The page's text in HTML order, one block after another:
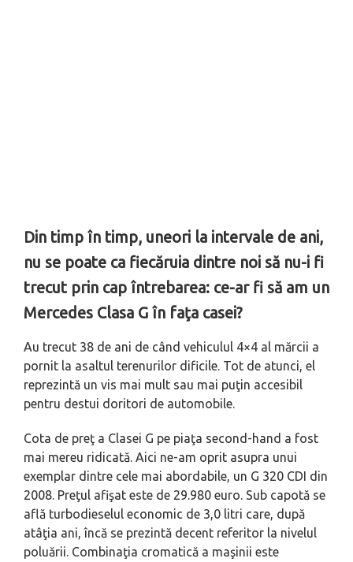
Din timp în timp, uneori la intervale de ani,
nu se poate ca fiecăruia dintre noi să nu-i fi
trecut prin cap întrebarea: ce-ar fi să am un
Mercedes Clasa G în faţa casei?
Au trecut 38 de ani de când vehiculul 4×4 al mărcii a
pornit la asaltul terenurilor dificile. Tot de atunci, el
reprezintă un vis mai mult sau mai puţin accesibil
pentru destui doritori de automobile.
Cota de preţ a Clasei G pe piaţa second-hand a fost
mai mereu ridicată. Aici ne-am oprit asupra unui
exemplar dintre cele mai abordabile, un G 320 CDI din
2008. Preţul afişat este de 29.980 euro. Sub capotă se
află turbodieselul economic de 3,0 litri care, după
atâţia ani, încă se prezintă decent referitor la nivelul
poluării. Combinaţia cromatică a maşinii este